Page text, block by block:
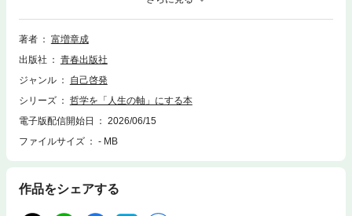
て、改めて注目をあつめる哲学。本書は、その哲学を土台として、自分ら
しく生きるための思考のカギを見つける本です。世界って、なんであるん
だろう。自分ってなんなんだろう。最後には死ぬのに、何のために生きて
学・超入門。
著者
富増章成
出版社
青春出版社
ジャンル
自己啓発
シリーズ
哲学を「人生の軸」にする本
電子版配信開始日
2026/06/15
ファイルサイズ
- MB
作品をシェアする